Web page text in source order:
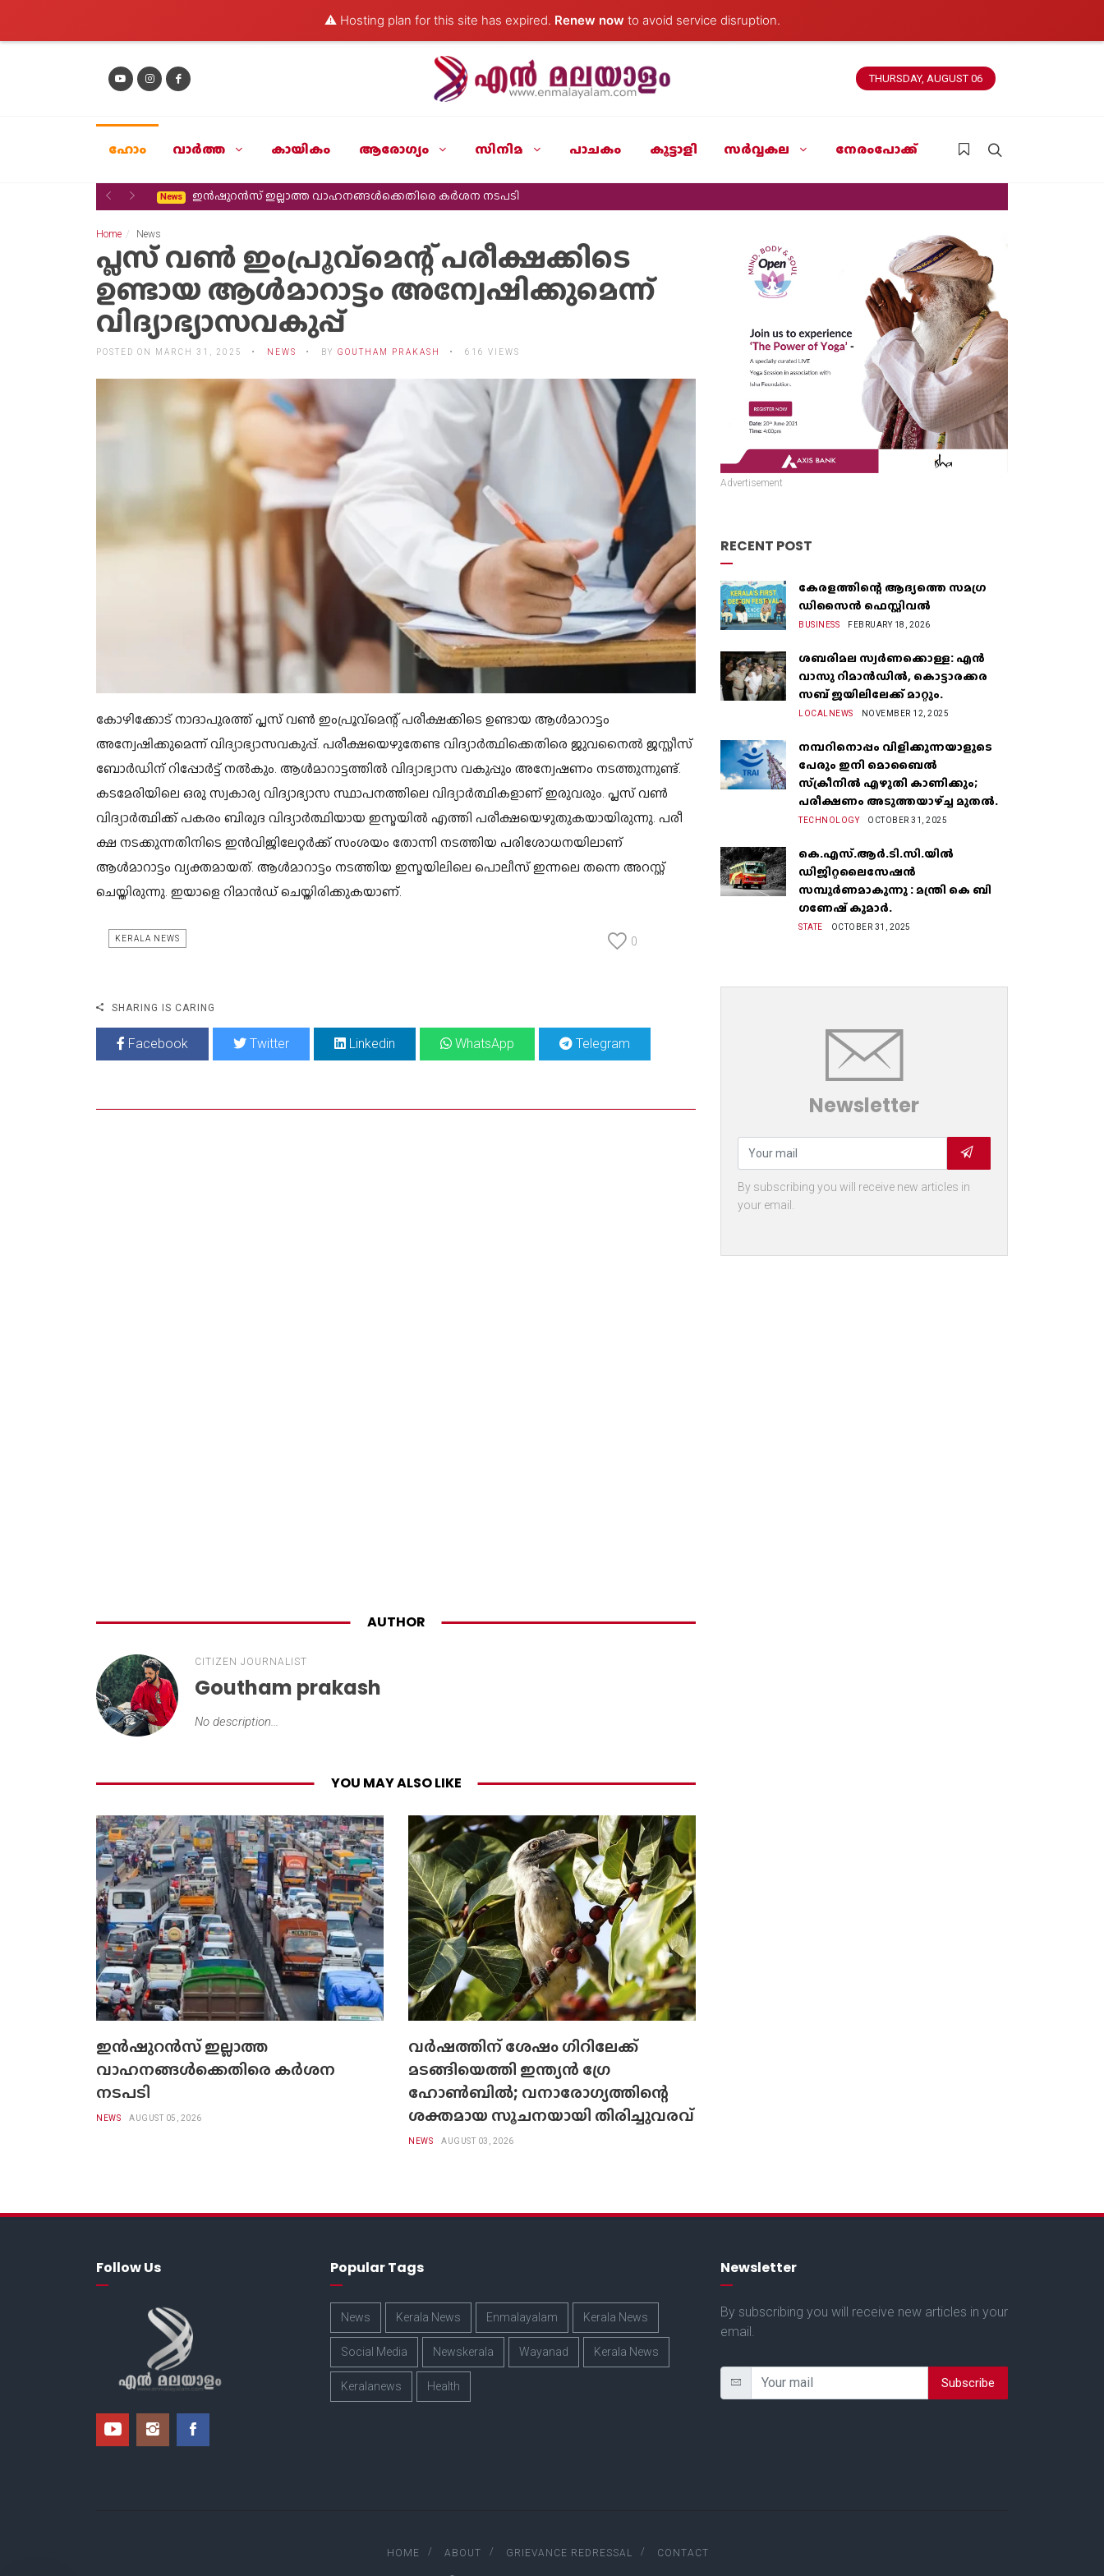
⚠️ Hosting plan for this site has expired. Renew now to avoid service disruption.
THURSDAY, AUGUST 06
ഹോം വാര്‍ത്ത കായികം ആരോഗ്യം സിനിമ പാചകം കൂട്ടാളി സർവ്വകല നേരംപോക്ക്
Previous
NextNews ഇൻഷുറൻസ് ഇല്ലാത്ത വാഹനങ്ങൾക്കെതിരെ കർശന നടപടി
Home News
പ്ലസ് വൺ ഇംപ്രൂവ്മെന്റ് പരീക്ഷക്കിടെ
ഉണ്ടായ ആൾമാറാട്ടം അന്വേഷിക്കുമെന്ന്
വിദ്യാഭ്യാസവകുപ്പ്
POSTED ON MARCH 31, 2025 NEWS BY GOUTHAM PRAKASH 616 VIEWS
കോഴിക്കോട് നാദാപുരത്ത് പ്ലസ് വൺ ഇംപ്രൂവ്മെന്റ് പരീക്ഷക്കിടെ ഉണ്ടായ ആൾമാറാട്ടം
അന്വേഷിക്കുമെന്ന് വിദ്യാഭ്യാസവകുപ്പ്. പരീക്ഷയെഴുതേണ്ട വിദ്യാർത്ഥിക്കെതിരെ ജുവനൈൽ ജസ്റ്റീസ്
ബോർഡിന് റിപ്പോർട്ട് നൽകും. ആൾമാറാട്ടത്തിൽ വിദ്യാഭ്യാസ വകുപ്പും അന്വേഷണം നടത്തുന്നുണ്ട്.
കടമേരിയിലെ ഒരു സ്വകാര്യ വിദ്യാഭ്യാസ സ്ഥാപനത്തിലെ വിദ്യാർത്ഥികളാണ് ഇരുവരും. പ്ലസ് വൺ
വിദ്യാർത്ഥിക്ക് പകരം ബിരുദ വിദ്യാർത്ഥിയായ ഇസ്മയിൽ എത്തി പരീക്ഷയെഴുതുകയായിരുന്നു. പരീ​
ക്ഷ നടക്കുന്നതിനിടെ ഇൻവിജിലേറ്റർക്ക് സംശയം തോന്നി നടത്തിയ പരിശോധനയിലാണ്
ആൾമാറാട്ടം വ്യക്തമായത്. ആൾമാറാട്ടം നടത്തിയ ഇസ്മയിലിലെ പൊലീസ് ഇന്നലെ തന്നെ അറസ്റ്റ്
ചെയ്തിരുന്നു. ഇയാളെ റിമാൻഡ് ചെയ്തിരിക്കുകയാണ്.
KERALA NEWS 0
SHARING IS CARING
Facebook Twitter Linkedin WhatsApp Telegram
AUTHOR
CITIZEN JOURNALIST
Goutham prakash
No description...
YOU MAY ALSO LIKE
ഇൻഷുറൻസ് ഇല്ലാത്ത
വാഹനങ്ങൾക്കെതിരെ കർശന
നടപടി
NEWS AUGUST 05, 2026
വർഷത്തിന് ശേഷം ഗിറിലേക്ക്
മടങ്ങിയെത്തി ഇന്ത്യൻ ഗ്രേ
ഹോൺബിൽ; വനാരോഗ്യത്തിന്റെ
ശക്തമായ സൂചനയായി തിരിച്ചുവരവ്
NEWS AUGUST 03, 2026
Advertisement
RECENT POST
കേരളത്തിന്റെ ആദ്യത്തെ സമഗ്ര
ഡിസൈൻ ഫെസ്റ്റിവൽ
BUSINESS FEBRUARY 18, 2026
ശബരിമല സ്വർണക്കൊള്ള: എൻ
വാസു റിമാൻഡിൽ, കൊട്ടാരക്കര
സബ് ജയിലിലേക്ക് മാറ്റും.
LOCALNEWS NOVEMBER 12, 2025
നമ്പറിനൊപ്പം വിളിക്കുന്നയാളുടെ
പേരും ഇനി മൊബൈൽ
സ്‌ക്രീനില്‍ എഴുതി കാണിക്കും;
പരീക്ഷണം അടുത്തയാഴ്‌ച്ച മുതല്‍.
TECHNOLOGY OCTOBER 31, 2025
കെ.എസ്.ആർ.ടി.സി.യിൽ
ഡിജിറ്റലൈസേഷൻ
സമ്പൂർണമാകുന്നു : മന്ത്രി കെ ബി
ഗണേഷ് കുമാർ.
STATE OCTOBER 31, 2025
Newsletter
By subscribing you will receive new articles in
your email.
Follow Us Popular Tags
News Kerala News Enmalayalam Kerala News
Social Media Newskerala Wayanad Kerala News
Keralanews Health
Newsletter
By subscribing you will receive new articles in your
email.
Subscribe
HOME ABOUT GRIEVANCE REDRESSAL CONTACT